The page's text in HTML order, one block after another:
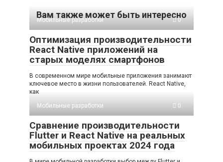
Вам также может быть интересно
Мобильные разработки 0
Оптимизация производительности
React Native приложений на
старых моделях смартфонов
В современном мире мобильные приложения занимают
ключевое место в жизни пользователей. React Native,
как
Мобильные разработки
0
Сравнение производительности
Flutter и React Native на реальных
мобильных проектах 2024 года